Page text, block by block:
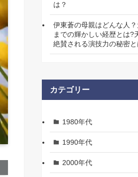
は？
伊東蒼の母親はどんな人
までの輝かしい経歴とは?
絶賛される演技力の秘密と
カテゴリー
1980年代
1990年代
2000年代